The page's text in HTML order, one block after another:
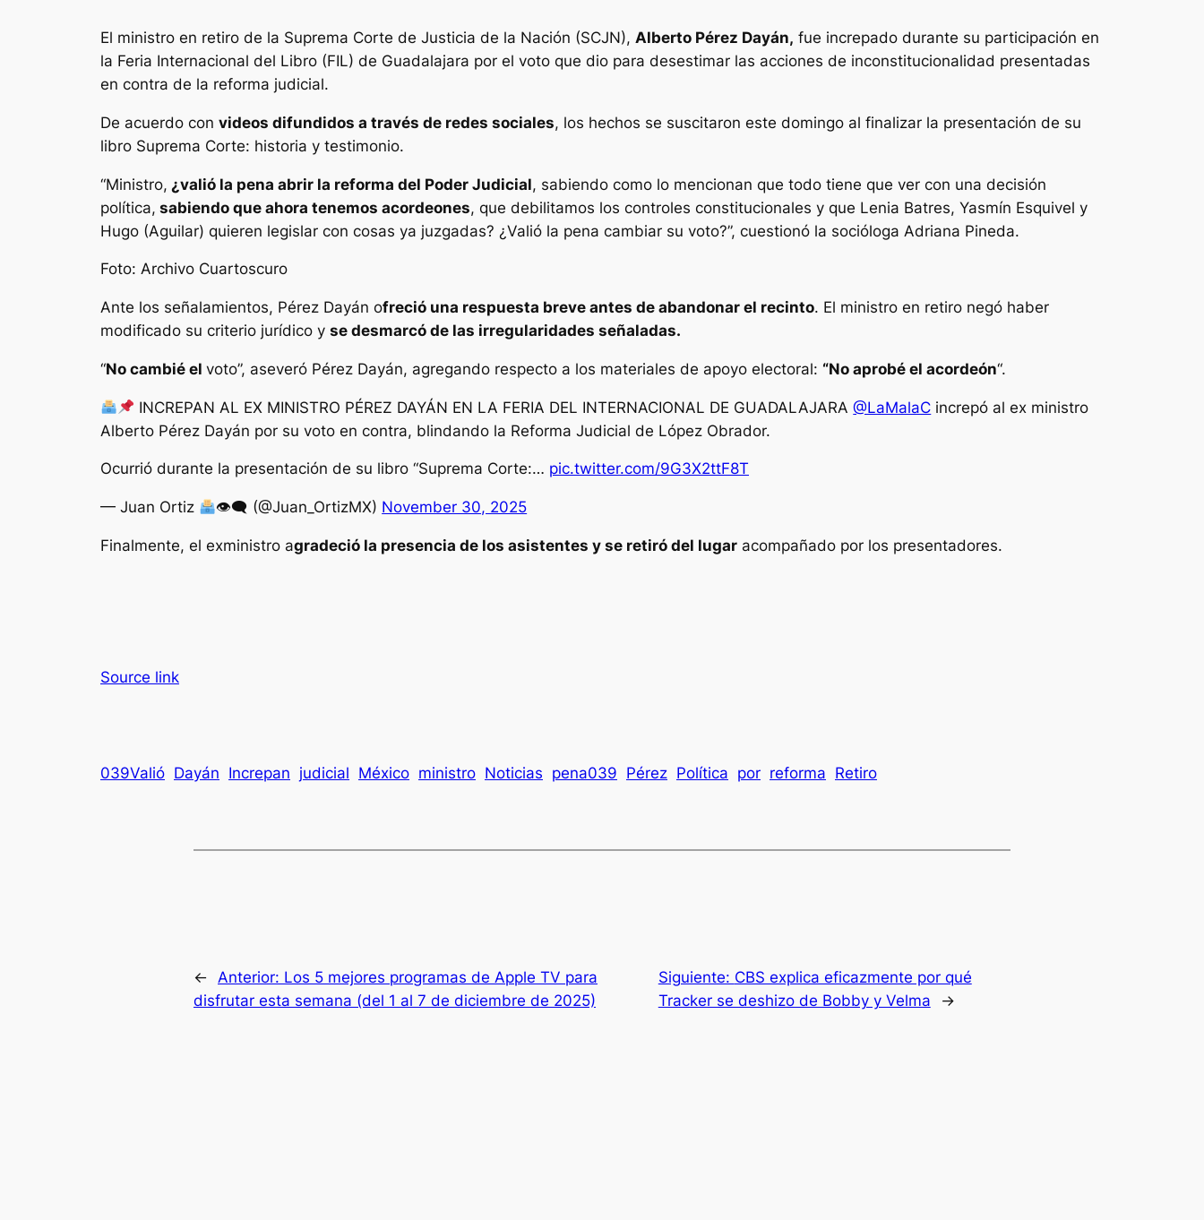
El ministro en retiro de la Suprema Corte de Justicia de la Nación (SCJN), Alberto Pérez Dayán, fue increpado durante su participación en
la Feria Internacional del Libro (FIL) de Guadalajara por el voto que dio para desestimar las acciones de inconstitucionalidad presentadas
en contra de la reforma judicial.
De acuerdo con videos difundidos a través de redes sociales, los hechos se suscitaron este domingo al finalizar la presentación de su
libro Suprema Corte: historia y testimonio.
“Ministro, ¿valió la pena abrir la reforma del Poder Judicial, sabiendo como lo mencionan que todo tiene que ver con una decisión
política, sabiendo que ahora tenemos acordeones, que debilitamos los controles constitucionales y que Lenia Batres, Yasmín Esquivel y
Hugo (Aguilar) quieren legislar con cosas ya juzgadas? ¿Valió la pena cambiar su voto?”, cuestionó la socióloga Adriana Pineda.
Foto: Archivo Cuartoscuro
Ante los señalamientos, Pérez Dayán ofreció una respuesta breve antes de abandonar el recinto. El ministro en retiro negó haber
modificado su criterio jurídico y se desmarcó de las irregularidades señaladas.
“No cambié el voto”, aseveró Pérez Dayán, agregando respecto a los materiales de apoyo electoral: “No aprobé el acordeón“.
INCREPAN AL EX MINISTRO PÉREZ DAYÁN EN LA FERIA DEL INTERNACIONAL DE GUADALAJARA@LaMalaC increpó al ex ministro
Alberto Pérez Dayán por su voto en contra, blindando la Reforma Judicial de López Obrador.
Ocurrió durante la presentación de su libro “Suprema Corte:… pic.twitter.com/9G3X2ttF8T
— Juan Ortiz 👁‍🗨 (@Juan_OrtizMX) November 30, 2025
Finalmente, el exministro agradeció la presencia de los asistentes y se retiró del lugar acompañado por los presentadores.
Source link
039Valió Dayán Increpan judicial México ministro Noticias pena039 Pérez Política por reforma Retiro
← Anterior: Los 5 mejores programas de Apple TV para
disfrutar esta semana (del 1 al 7 de diciembre de 2025)
Siguiente: CBS explica eficazmente por qué
Tracker se deshizo de Bobby y Velma
→